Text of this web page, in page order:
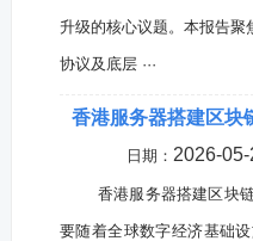
升级的核心议题。本报告
协议及底层 ···
香港服务器搭建区块
日期： 2026-
香港服务器搭建区块
要随着全球数字经济基础